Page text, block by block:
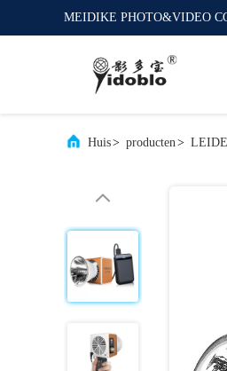
MEIDIKE PHOTO&VIDEO
Huis> producten>